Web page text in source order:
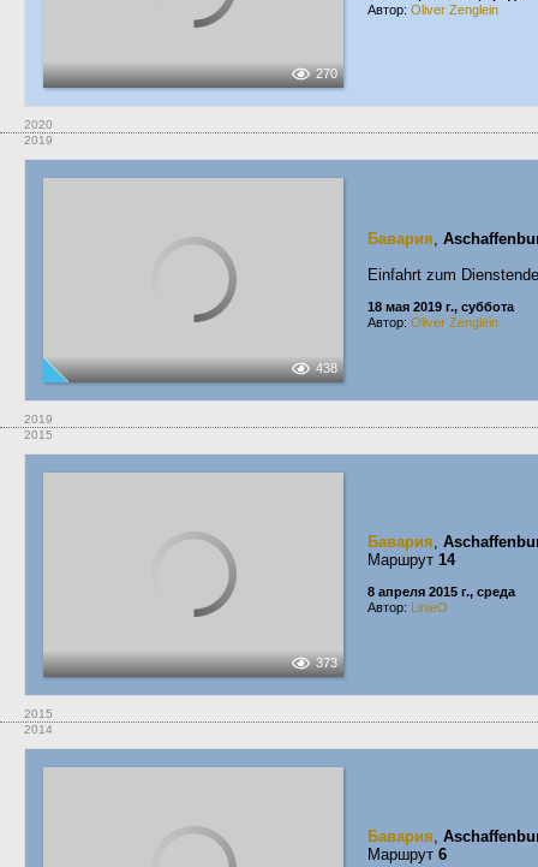
270
Автор: Oliver Zenglein
2020
2019
438
Бавария,
Einfahrt zum
18 мая 2019 г., суббота
Автор: Oliver Zenglein
2019
2015
373
Бавария,
Маршрут 14
8 апреля 2015 г., среда
Автор: LinieO
2015
2014
Бавария,
Маршрут 6